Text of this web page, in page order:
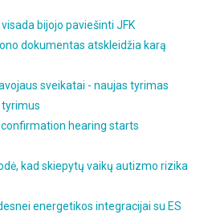
visada bijojo paviešinti JFK
dokumentas atskleidžia karą
sveikatai - naujas tyrimas
confirmation hearing starts
kad skiepytų vaikų autizmo rizika
energetikos integracijai su ES